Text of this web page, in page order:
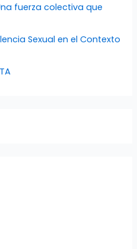
fuerza colectiva que
Sexual en el Contexto